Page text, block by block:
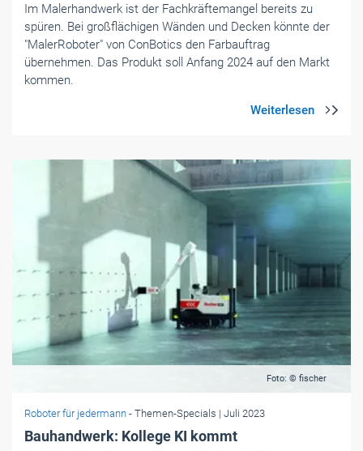
Im Malerhandwerk ist der Fachkräftemangel bereits zu
spüren. Bei großflächigen Wänden und Decken könnte der
"MalerRoboter" von ConBotics den Farbauftrag
übernehmen. Das Produkt soll Anfang 2024 auf den Markt
kommen.
Foto: © fischer
Roboter für jedermann - Themen-Specials | Juli 2023
Bauhandwerk: Kollege KI kommt